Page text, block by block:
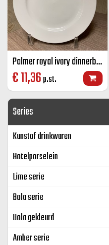
Series
Kunstof drinkwaren
Hotelporselein
Lime serie
Bola serie
Bola gekleurd
Amber serie
Palmer royal ivory dinnerbord brede rand ivoor 25 cm
€11,36p.st.